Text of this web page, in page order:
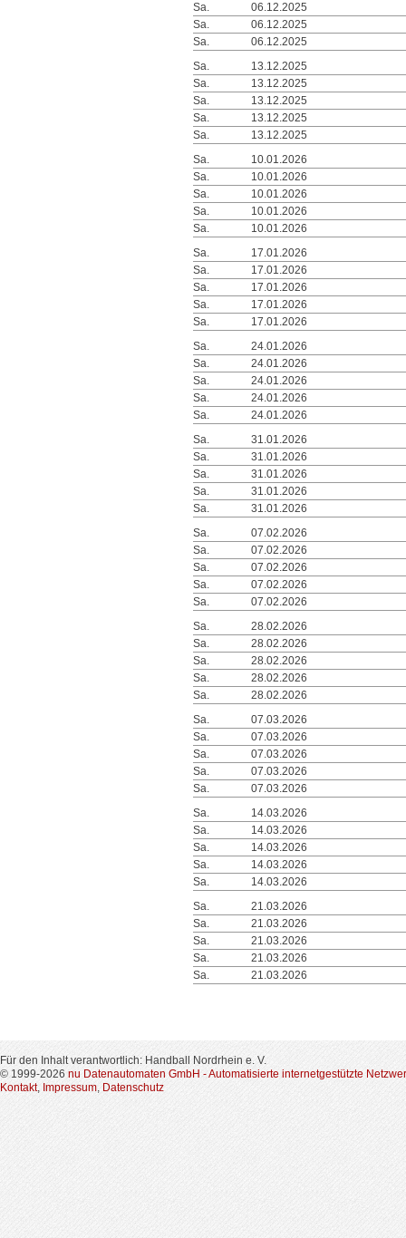
Sa.
06.12.2025
Sa.
06.12.2025
Sa.
06.12.2025
Sa.
13.12.2025
Sa.
13.12.2025
Sa.
13.12.2025
Sa.
13.12.2025
Sa.
13.12.2025
Sa.
10.01.2026
Sa.
10.01.2026
Sa.
10.01.2026
Sa.
10.01.2026
Sa.
10.01.2026
Sa.
17.01.2026
Sa.
17.01.2026
Sa.
17.01.2026
Sa.
17.01.2026
Sa.
17.01.2026
Sa.
24.01.2026
Sa.
24.01.2026
Sa.
24.01.2026
Sa.
24.01.2026
Sa.
24.01.2026
Sa.
31.01.2026
Sa.
31.01.2026
Sa.
31.01.2026
Sa.
31.01.2026
Sa.
31.01.2026
Sa.
07.02.2026
Sa.
07.02.2026
Sa.
07.02.2026
Sa.
07.02.2026
Sa.
07.02.2026
Sa.
28.02.2026
Sa.
28.02.2026
Sa.
28.02.2026
Sa.
28.02.2026
Sa.
28.02.2026
Sa.
07.03.2026
Sa.
07.03.2026
Sa.
07.03.2026
Sa.
07.03.2026
Sa.
07.03.2026
Sa.
14.03.2026
Sa.
14.03.2026
Sa.
14.03.2026
Sa.
14.03.2026
Sa.
14.03.2026
Sa.
21.03.2026
Sa.
21.03.2026
Sa.
21.03.2026
Sa.
21.03.2026
Sa.
21.03.2026
Für den Inhalt verantwortlich: Handball Nordrhein e. V.
© 1999-2026 nu Datenautomaten GmbH - Automatisierte internetgestützte
Kontakt, Impressum, Datenschutz